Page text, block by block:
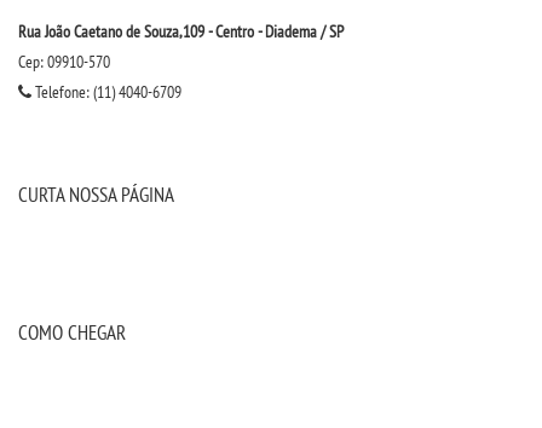
Rua João Caetano de Souza,109 - Centro - Diadema / SP
Cep: 09910-570
Telefone: (11) 4040-6709
CURTA NOSSA PÁGINA
COMO CHEGAR